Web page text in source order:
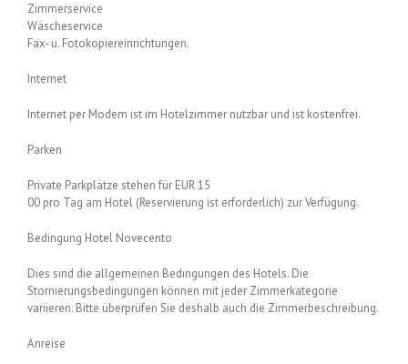
Zimmerservice
Wäscheservice
Fax- u. Fotokopiereinrichtungen.
Internet
Internet per Modem ist im Hotelzimmer nutzbar und ist kostenfrei.
Parken
Private Parkplätze stehen für EUR 15
00 pro Tag am Hotel (Reservierung ist erforderlich) zur Verfügung.
Bedingung Hotel Novecento
Dies sind die allgemeinen Bedingungen des Hotels. Die
Stornierungsbedingungen können mit jeder Zimmerkategorie
variieren. Bitte überprüfen Sie deshalb auch die Zimmerbeschreibung.
Anreise